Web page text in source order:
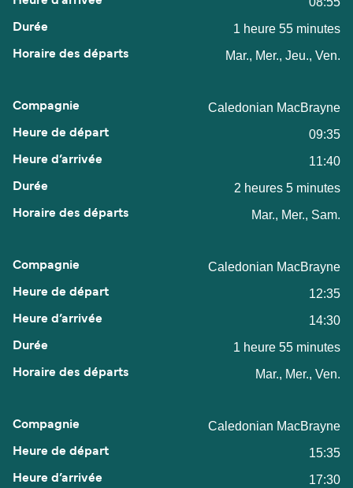
1 heure 55 minutes
Mar., Mer., Jeu., Ven.
Caledonian MacBrayne
09:35
11:40
2 heures 5 minutes
Mar., Mer., Sam.
Caledonian MacBrayne
12:35
14:30
1 heure 55 minutes
Mar., Mer., Ven.
Caledonian MacBrayne
15:35
17:30